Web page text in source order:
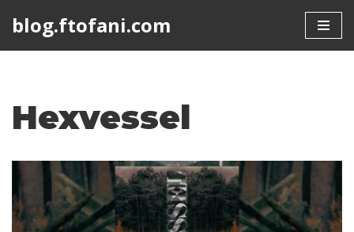
blog.ftofani.com
Hexvessel